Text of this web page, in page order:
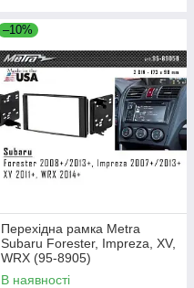
–10%
Перехідна рамка Metra
Subaru Forester, Impreza, XV,
WRX (95-8905)
В наявності